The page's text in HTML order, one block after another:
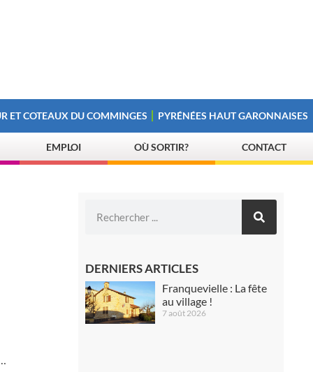
ET COTEAUX DU COMMINGES PYRÉNÉES HAUT GARONNAISES
EMPLOI OÙ SORTIR? CONTACT
DERNIERS ARTICLES
Franquevielle : La fête
au village !
7 août 2026